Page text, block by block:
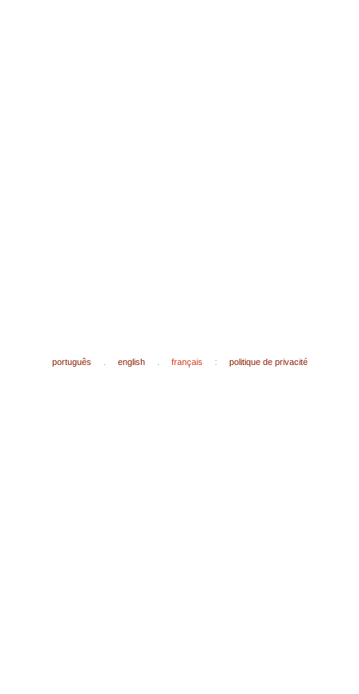
português english français : politique de privacité